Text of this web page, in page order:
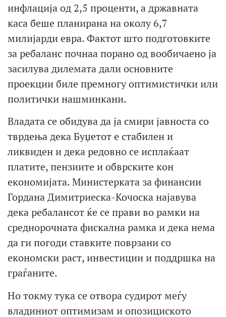
инфлација од 2,5 проценти, а државната
каса беше планирана на околу 6,7
милијарди евра. Фактот што подготовките
за ребаланс почнаа порано од вообичаено ја
засилува дилемата дали основните
проекции биле премногу оптимистички или
политички нашминкани.
Владата се обидува да ја смири јавноста со
тврдења дека Буџетот е стабилен и
ликвиден и дека редовно се исплаќаат
платите, пензиите и обврските кон
економијата. Министерката за финансии
Гордана Димитриеска-Кочоска најавува
дека ребалансот ќе се прави во рамки на
среднорочната фискална рамка и дека нема
да ги погоди ставките поврзани со
економски раст, инвестиции и поддршка на
граѓаните.
Но токму тука се отвора судирот меѓу
владиниот оптимизам и опозициското